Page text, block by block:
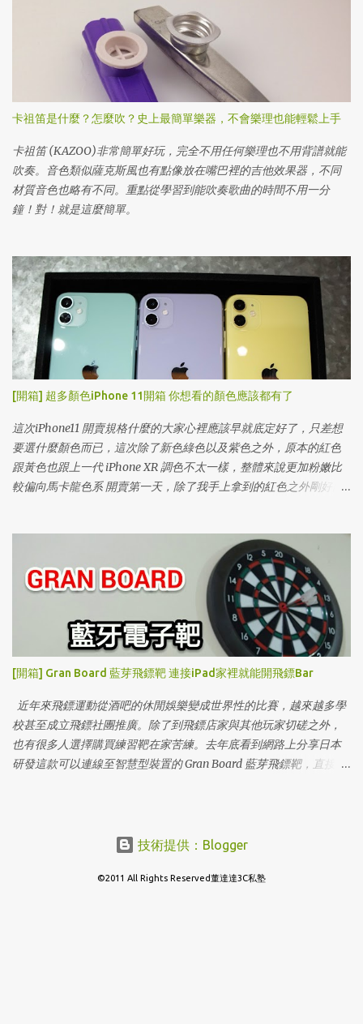
卡祖笛是什麼？怎麼吹？史上最簡單樂器，不會樂理也能輕鬆上手
卡祖笛 (KAZOO)非常簡單好玩，完全不用任何樂理也不用背譜就能
吹奏。音色類似薩克斯風也有點像放在嘴巴裡的吉他效果器，不同
材質音色也略有不同。重點從學習到能吹奏歌曲的時間不用一分
鐘！對！就是這麼簡單。
[開箱] 超多顏色iPhone 11開箱 你想看的顏色應該都有了
這次iPhone11 開賣規格什麼的大家心裡應該早就底定好了，只差想
要選什麼顏色而已，這次除了新色綠色以及紫色之外，原本的紅色
跟黃色也跟上一代 iPhone XR 調色不太一樣，整體來說更加粉嫩比
較偏向馬卡龍色系 開賣第一天，除了我手上拿到的紅色之外剛好同
[開箱] Gran Board 藍芽飛鏢靶 連接iPad家裡就能開飛鏢Bar
近年來飛鏢運動從酒吧的休閒娛樂變成世界性的比賽，越來越多學
校甚至成立飛鏢社團推廣。除了到飛鏢店家與其他玩家切磋之外，
也有很多人選擇購買練習靶在家苦練。去年底看到網路上分享日本
研發這款可以連線至智慧型裝置的 Gran Board 藍芽飛鏢靶，直接把
技術提供：Blogger
©2011 All Rights Reserved董達達3C私塾